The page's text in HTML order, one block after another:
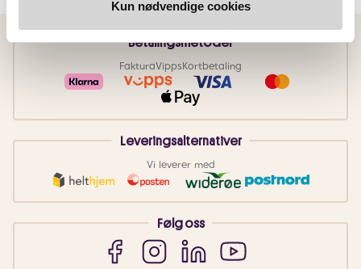
Kun nødvendige cookies
Betalingsmetoder
FakturaVippsKortbetaling
Leveringsalternativer
Vi leverer med
Følg oss